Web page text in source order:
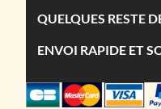
QUELQUES RESTE
ENVOI RAPIDE ET